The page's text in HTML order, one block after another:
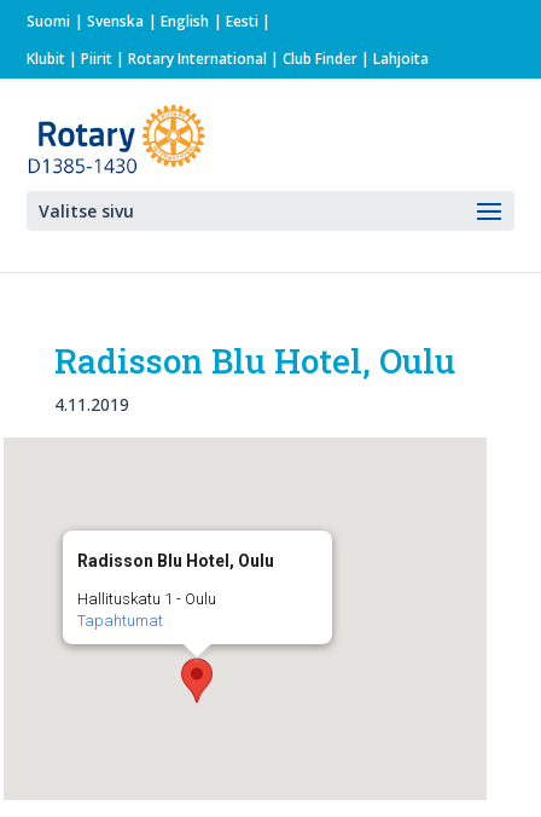
Suomi Svenska English
Eesti
Klubit |Piirit |Rotary International | Club Finder | Lahjoita
Valitse sivu
Radisson Blu Hotel, Oulu
4.11.2019
Radisson Blu Hotel, Oulu
Hallituskatu 1 - Oulu
Tapahtumat